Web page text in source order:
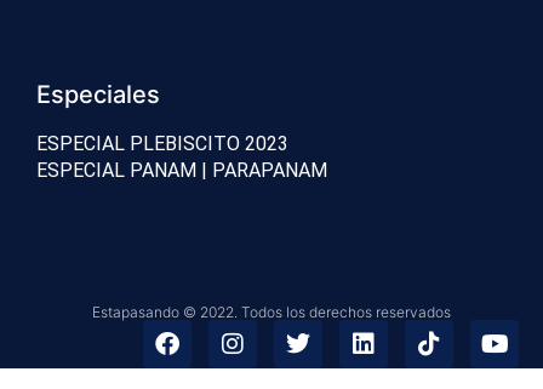
Especiales
ESPECIAL PLEBISCITO 2023
ESPECIAL PANAM | PARAPANAM
Estapasando © 2022. Todos los derechos reservados